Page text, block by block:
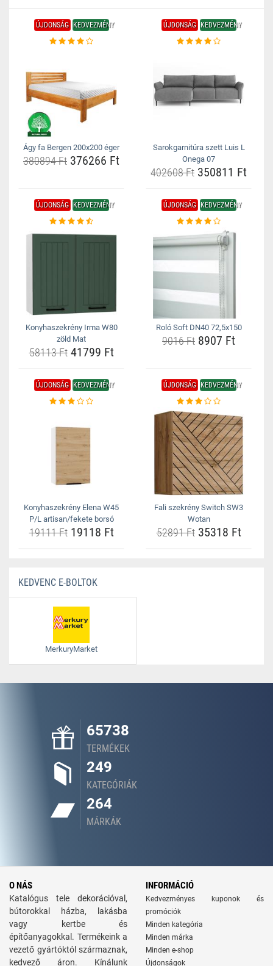
ÚJDONSÁG KEDVEZMÉNY
Ágy fa Bergen 200x200 éger
380894 Ft 376266 Ft
ÚJDONSÁG KEDVEZMÉNY
Sarokgarnitúra szett Luis L
Onega 07
402608 Ft 350811 Ft
ÚJDONSÁG KEDVEZMÉNY
Konyhaszekrény Irma W80
zöld Mat
58113 Ft41799 Ft
ÚJDONSÁG KEDVEZMÉNY
Roló Soft DN40 72,5x150
9016 Ft 8907 Ft
ÚJDONSÁG KEDVEZMÉNY
Konyhaszekrény Elena W45
P/L artisan/fekete borsó
19111 Ft19118 Ft
ÚJDONSÁG KEDVEZMÉNY
Fali szekrény Switch SW3
Wotan
52891 Ft35318 Ft
KEDVENC E-BOLTOK
MerkuryMarket
65738
TERMÉKEK
249
KATEGÓRIÁK
264
MÁRKÁK
O NÁS
Katalógus tele dekorációval,
bútorokkal házba, lakásba
vagy kertbe és
építőanyagokkal. Termékeink a
vezető gyártóktól származnak,
kedvező áron. Kínálunk
INFORMÁCIÓ
Kedvezményes kuponok és
promóciók
Minden kategória
Minden márka
Minden e-shop
Újdonságok